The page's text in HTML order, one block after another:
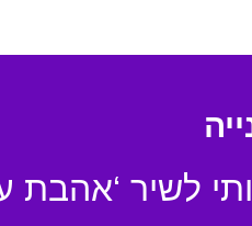
לשיר ‘אהבת